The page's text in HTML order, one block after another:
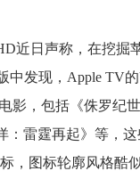
近日声称，在挖掘
中发现，Apple TV
影，包括《侏罗纪
：雷霆再起》等，
，图标轮廓风格酷